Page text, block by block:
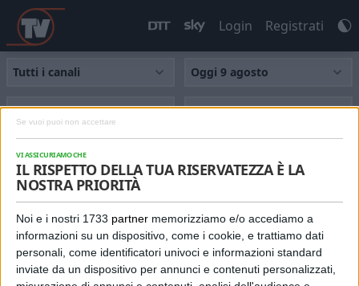
IL RISPETTO DELLA TUA RISERVATEZZA È LA
NOSTRA PRIORITÀ
Noi e i nostri 1733 partner memorizziamo e/o accediamo a
informazioni su un dispositivo, come i cookie, e trattiamo dati
personali, come identificatori univoci e informazioni standard
inviate da un dispositivo per annunci e contenuti personalizzati,
Login Registrati
TUTTI NEWS
Nessun programma con questa combinazione di
richieste.